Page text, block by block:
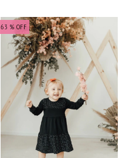
63 % OFF